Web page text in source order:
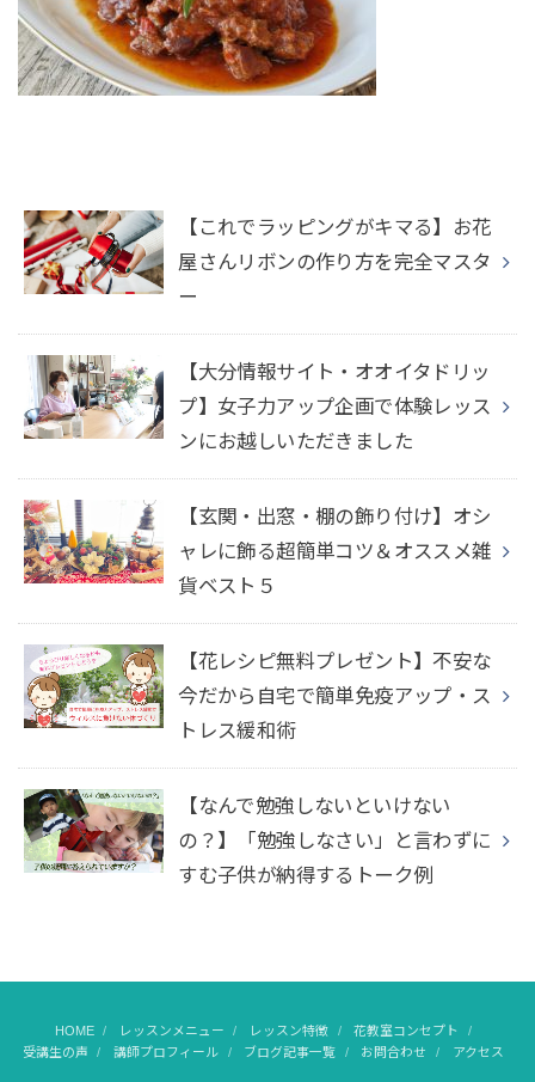
【これでラッピングがキマる】お花
屋さんリボンの作り方を完全マスタ
ー
【大分情報サイト・オオイタドリッ
プ】女子力アップ企画で体験レッス
ンにお越しいただきました
【玄関・出窓・棚の飾り付け】オシ
ャレに飾る超簡単コツ＆オススメ雑
貨ベスト５
【花レシピ無料プレゼント】不安な
今だから自宅で簡単免疫アップ・ス
トレス緩和術
【なんで勉強しないといけない
の？】「勉強しなさい」と言わずに
すむ子供が納得するトーク例
HOME レッスンメニュー レッスン特徴
花教室コンセプト
受講生の声
講師プロフィール ブログ記事一覧 お問合わせ アクセス